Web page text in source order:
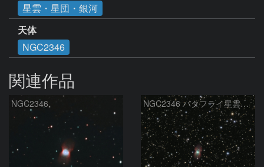
星雲・星団・銀河
天体
NGC2346
関連作品
NGC2346 NGC2346 バタフライ星雲（いっかくじゅう座）